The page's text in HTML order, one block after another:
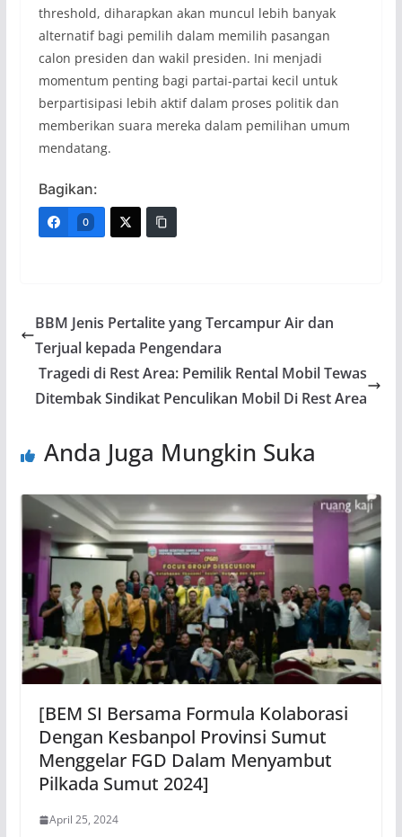
threshold, diharapkan akan muncul lebih banyak
alternatif bagi pemilih dalam memilih pasangan
calon presiden dan wakil presiden. Ini menjadi
momentum penting bagi partai-partai kecil untuk
berpartisipasi lebih aktif dalam proses politik dan
memberikan suara mereka dalam pemilihan umum
mendatang.
Bagikan:
0
BBM Jenis Pertalite yang Tercampur Air dan
Terjual kepada Pengendara
Tragedi di Rest Area: Pemilik Rental Mobil Tewas
Ditembak Sindikat Penculikan Mobil Di Rest Area
Anda Juga Mungkin Suka
[BEM SI Bersama Formula Kolaborasi
Dengan Kesbanpol Provinsi Sumut
Menggelar FGD Dalam Menyambut
Pilkada Sumut 2024]
April 25, 2024